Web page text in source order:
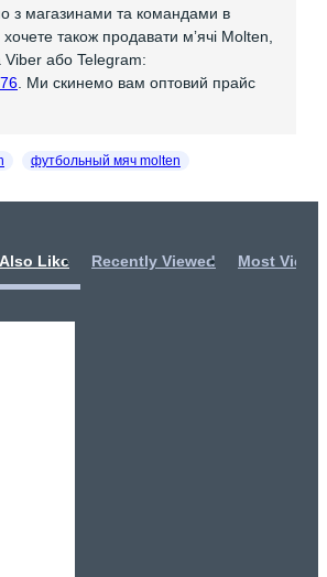
з магазинами та командами в
також продавати мʼячі Molten,
Viber або Telegram:
. Ми скинемо вам оптовий прайс
футбольный мяч molten
Like Recently Viewed Most